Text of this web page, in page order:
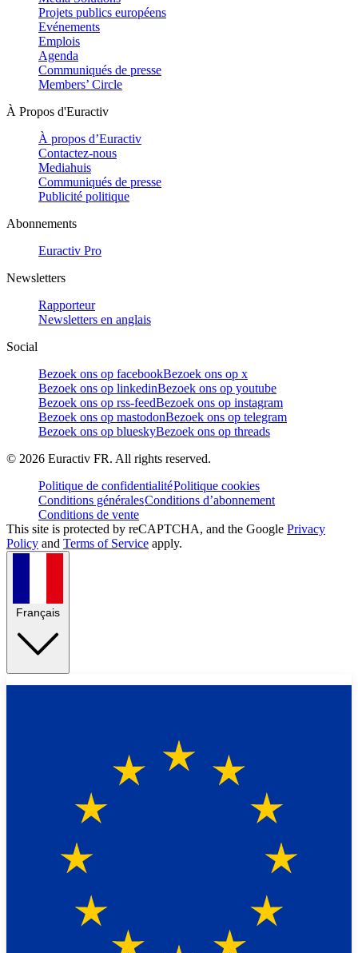
Projets publics européens
Evénements
Emplois
Agenda
Communiqués de presse
Members’ Circle
À Propos d'Euractiv
À propos d’Euractiv
Contactez-nous
Mediahuis
Communiqués de presse
Publicité politique
Abonnements
Euractiv Pro
Newsletters
Rapporteur
Newsletters en anglais
Social
Bezoek ons op facebookBezoek ons op x
Bezoek ons op linkedinBezoek ons op youtube
Bezoek ons op rss-feedBezoek ons op instagram
Bezoek ons op mastodonBezoek ons op telegram
Bezoek ons op blueskyBezoek ons op threads
© 2026 Euractiv FR. All rights reserved.
Politique de confidentialitéPolitique cookies
Conditions généralesConditions d’abonnement
Conditions de vente
This site is protected by reCAPTCHA, and the Google Privacy
Policy and Terms of Service apply.
Français